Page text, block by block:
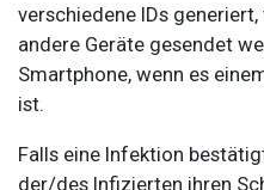
verschiedene IDs
andere Geräte gesendet
Smartphone, wenn es
ist.
Falls eine Infektion
der/des Infizierten ihren